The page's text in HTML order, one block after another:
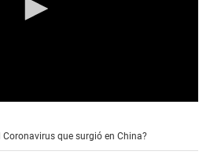
que surgió en China?